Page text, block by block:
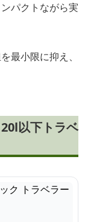
パクトながら実
最小限に抑え、
以下トラベ